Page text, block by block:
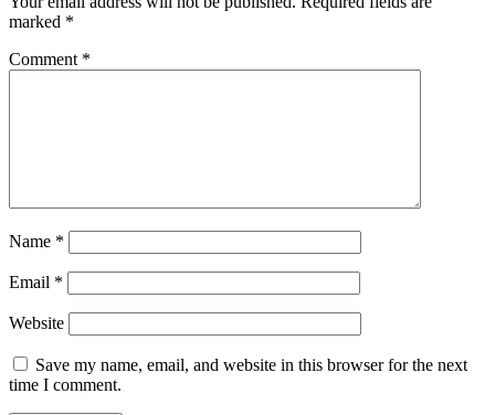
marked *
Comment *
Name *
Email *
Website
Save my name, email, and website in this browser for the next
time I comment.